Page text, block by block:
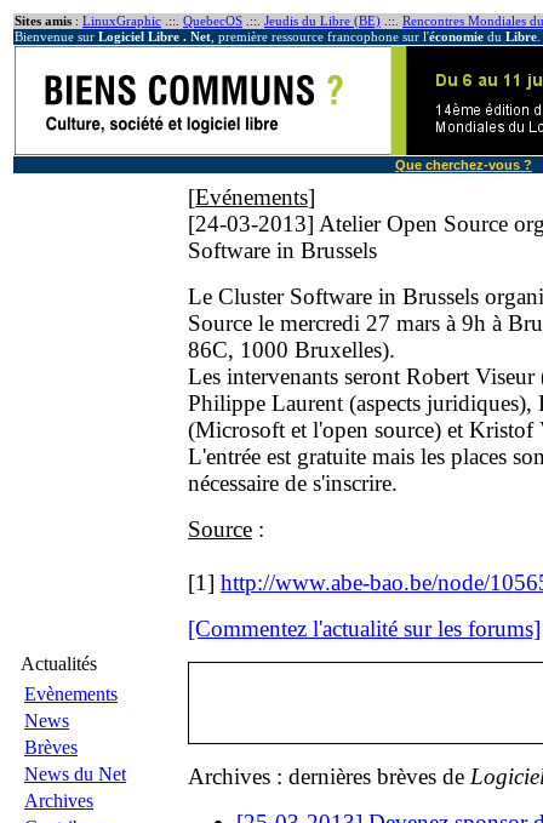
Sites amis : LinuxGraphic .::. QuebecOS .::. Jeudis du Libre (BE) .::. Rencontres Mondiales
Bienvenue sur Logiciel Libre . Net , première ressource francophone sur l'économie du Libre
Que cherchez-vous ?
Actualités
Evènements
News
Brèves
News du Net
Archives
[Evénements]
[24-03-2013] Atelier Open Source
Software in Brussels
Le Cluster Software in Brussels
Source le mercredi 27 mars à 9h à
86C, 1000 Bruxelles).
Les intervenants seront Robert Viseur
Philippe Laurent (aspects juridiques),
(Microsoft et l'open source) et Kristof
L'entrée est gratuite mais les places
nécessaire de s'inscrire.
Source :
[1] http://www.abe-bao.be/node/
[Commentez l'actualité sur les forums]
Archives : dernières brèves de